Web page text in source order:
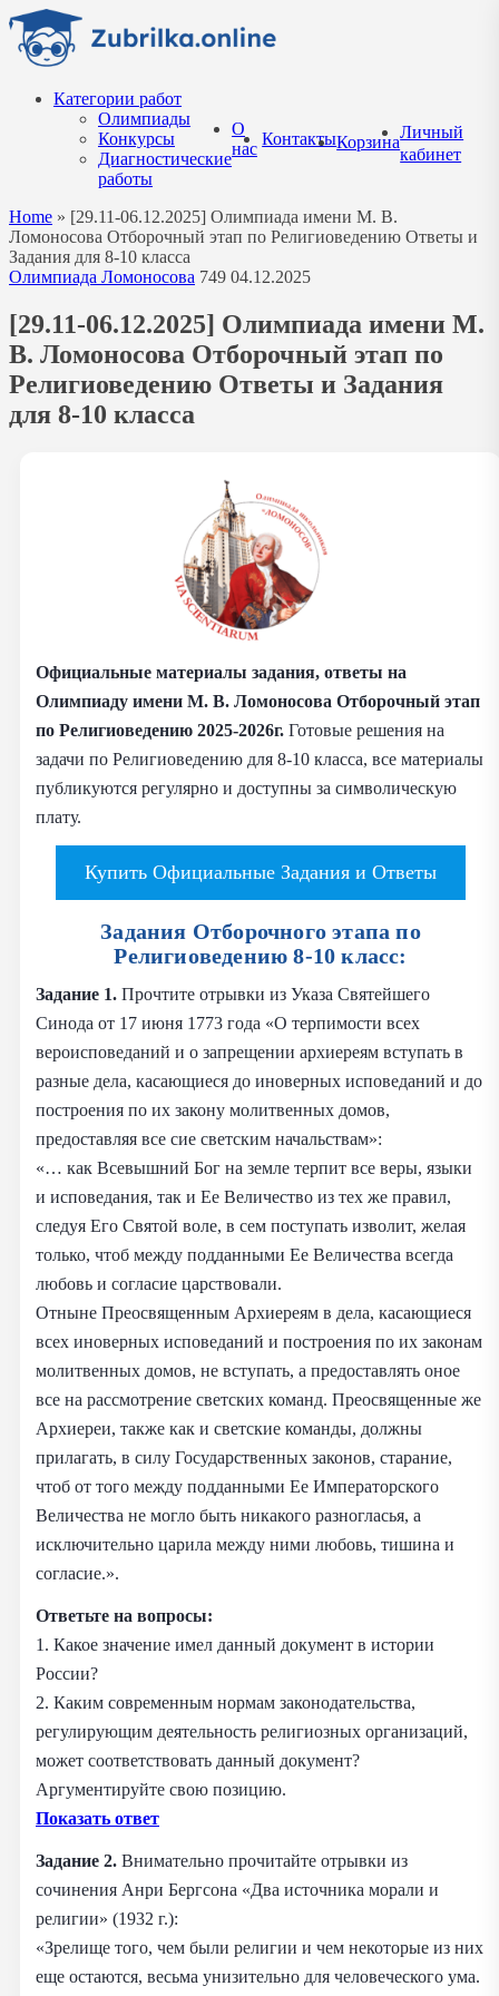
Перейти
содержанию
Категории работ
Олимпиады
Конкурсы
Диагностические
работы
О
нас
КонтактыКорзина
Личный
кабинет
Home » [29.11-06.12.2025] Олимпиада имени М. В.
Ломоносова Отборочный этап по Религиоведению Ответы и
Задания для 8-10 класса
Олимпиада Ломоносова 749 04.12.2025
[29.11-06.12.2025] Олимпиада имени М.
В. Ломоносова Отборочный этап по
Религиоведению Ответы и Задания
для 8-10 класса
Официальные материалы задания, ответы на
Олимпиаду имени М. В. Ломоносова Отборочный этап
по Религиоведению 2025-2026г. Готовые решения на
задачи по Религиоведению для 8-10 класса, все материалы
публикуются регулярно и доступны за символическую
плату.
Купить Официальные Задания и Ответы
Задания Отборочного этапа по
Религиоведению 8-10 класс:
Задание 1. Прочтите отрывки из Указа Святейшего
Синода от 17 июня 1773 года «О терпимости всех
вероисповеданий и о запрещении архиереям вступать в
разные дела, касающиеся до иноверных исповеданий и до
построения по их закону молитвенных домов,
предоставляя все сие светским начальствам»:
«… как Всевышний Бог на земле терпит все веры, языки
и исповедания, так и Ее Величество из тех же правил,
следуя Его Святой воле, в сем поступать изволит, желая
только, чтоб между подданными Ее Величества всегда
любовь и согласие царствовали.
Отныне Преосвященным Архиереям в дела, касающиеся
всех иноверных исповеданий и построения по их законам
молитвенных домов, не вступать, а предоставлять оное
все на рассмотрение светских команд. Преосвященные же
Архиереи, также как и светские команды, должны
прилагать, в силу Государственных законов, старание,
чтоб от того между подданными Ее Императорского
Величества не могло быть никакого разногласья, а
исключительно царила между ними любовь, тишина и
согласие.».
Ответьте на вопросы:
1. Какое значение имел данный документ в истории
России?
2. Каким современным нормам законодательства,
регулирующим деятельность религиозных организаций,
может соответствовать данный документ?
Аргументируйте свою позицию.
Показать ответ
Задание 2. Внимательно прочитайте отрывки из
сочинения Анри Бергсона «Два источника морали и
религии» (1932 г.):
«Зрелище того, чем были религии и чем некоторые из них
еще остаются, весьма унизительно для человеческого ума.